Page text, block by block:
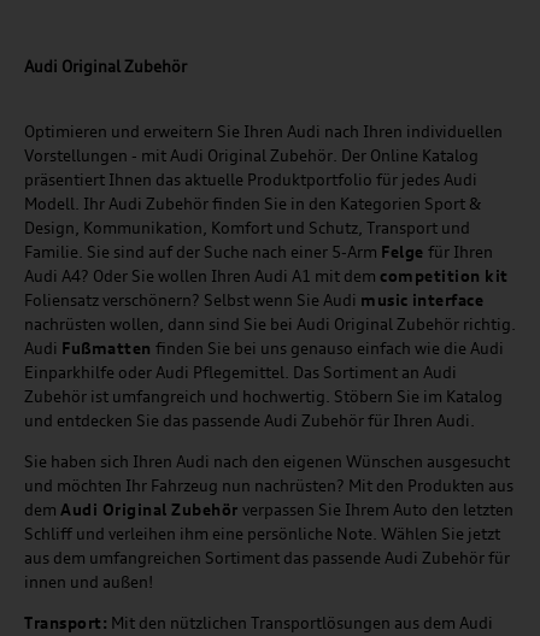
Audi Original Zubehör
Optimieren und erweitern Sie Ihren Audi nach Ihren individuellen
Vorstellungen - mit Audi Original Zubehör. Der Online Katalog
präsentiert Ihnen das aktuelle Produktportfolio für jedes Audi
Modell. Ihr Audi Zubehör finden Sie in den Kategorien Sport &
Design, Kommunikation, Komfort und Schutz, Transport und
Familie. Sie sind auf der Suche nach einer 5-Arm Felge für Ihren
Audi A4? Oder Sie wollen Ihren Audi A1 mit dem competition kit
Foliensatz verschönern? Selbst wenn Sie Audi music interface
nachrüsten wollen, dann sind Sie bei Audi Original Zubehör richtig.
Audi Fußmatten finden Sie bei uns genauso einfach wie die Audi
Einparkhilfe oder Audi Pflegemittel. Das Sortiment an Audi
Zubehör ist umfangreich und hochwertig. Stöbern Sie im Katalog
und entdecken Sie das passende Audi Zubehör für Ihren Audi.
Sie haben sich Ihren Audi nach den eigenen Wünschen ausgesucht
und möchten Ihr Fahrzeug nun nachrüsten? Mit den Produkten aus
dem Audi Original Zubehör verpassen Sie Ihrem Auto den letzten
Schliff und verleihen ihm eine persönliche Note. Wählen Sie jetzt
aus dem umfangreichen Sortiment das passende Audi Zubehör für
innen und außen!
Transport: Mit den nützlichen Transportlösungen aus dem Audi